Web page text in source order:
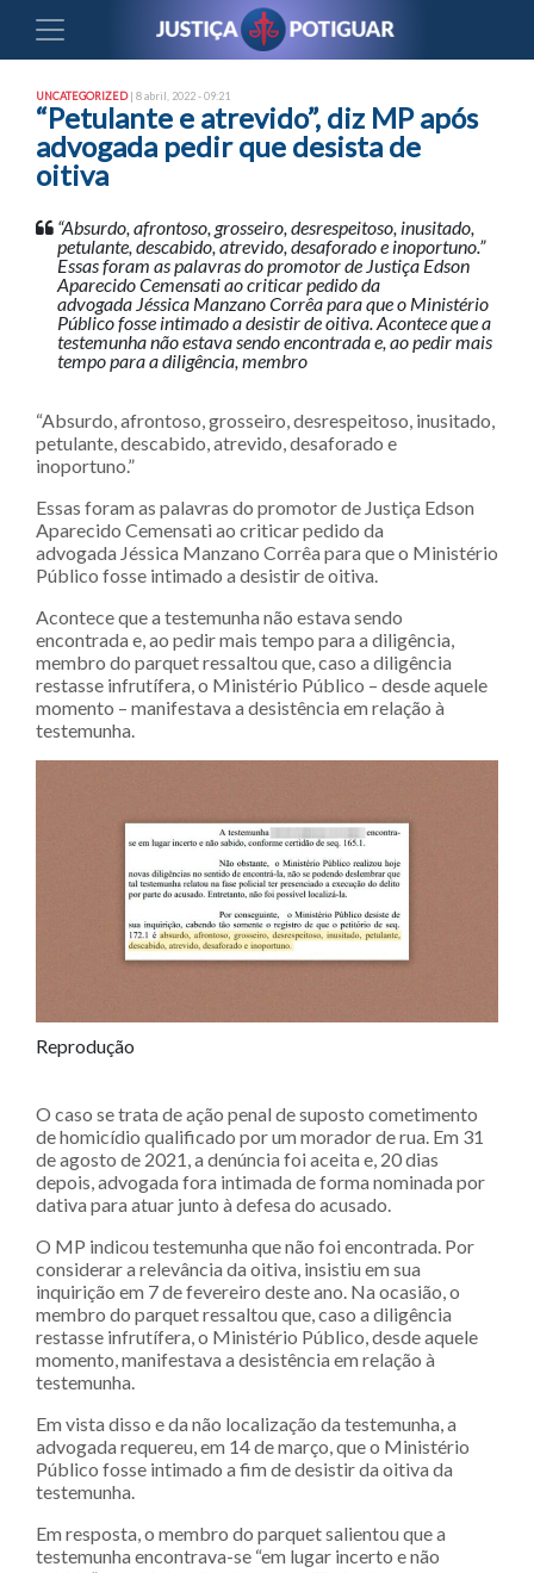
UNCATEGORIZED| 8 abril, 2022 - 09:21
“Petulante e atrevido”, diz MP após
advogada pedir que desista de
oitiva
“Absurdo, afrontoso, grosseiro, desrespeitoso, inusitado,
petulante, descabido, atrevido, desaforado e inoportuno.”
Essas foram as palavras do promotor de Justiça Edson
Aparecido Cemensati ao criticar pedido da
advogada Jéssica Manzano Corrêa para que o Ministério
Público fosse intimado a desistir de oitiva. Acontece que a
testemunha não estava sendo encontrada e, ao pedir mais
tempo para a diligência, membro
“Absurdo, afrontoso, grosseiro, desrespeitoso, inusitado,
petulante, descabido, atrevido, desaforado e
inoportuno.”
Essas foram as palavras do promotor de Justiça Edson
Aparecido Cemensati ao criticar pedido da
advogada Jéssica Manzano Corrêa para que o Ministério
Público fosse intimado a desistir de oitiva.
Acontece que a testemunha não estava sendo
encontrada e, ao pedir mais tempo para a diligência,
membro do parquet ressaltou que, caso a diligência
restasse infrutífera, o Ministério Público – desde aquele
momento – manifestava a desistência em relação à
testemunha.
Reprodução
O caso se trata de ação penal de suposto cometimento
de homicídio qualificado por um morador de rua. Em 31
de agosto de 2021, a denúncia foi aceita e, 20 dias
depois, advogada fora intimada de forma nominada por
dativa para atuar junto à defesa do acusado.
O MP indicou testemunha que não foi encontrada. Por
considerar a relevância da oitiva, insistiu em sua
inquirição em 7 de fevereiro deste ano. Na ocasião, o
membro do parquet ressaltou que, caso a diligência
restasse infrutífera, o Ministério Público, desde aquele
momento, manifestava a desistência em relação à
testemunha.
Em vista disso e da não localização da testemunha, a
advogada requereu, em 14 de março, que o Ministério
Público fosse intimado a fim de desistir da oitiva da
testemunha.
Em resposta, o membro do parquet salientou que a
testemunha encontrava-se “em lugar incerto e não